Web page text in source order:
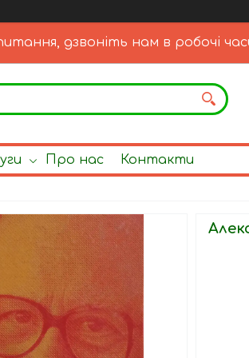
дзвоніть нам в робочі
Про нас Контакти